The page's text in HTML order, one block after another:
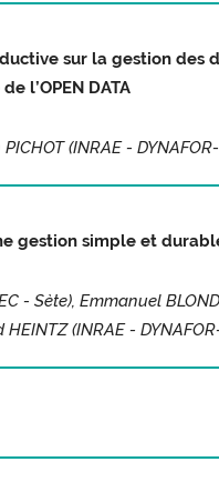
sur la gestion des
l’OPEN DATA
(INRAE -
gestion simple et
- Sète), Emmanuel
(INRAE -